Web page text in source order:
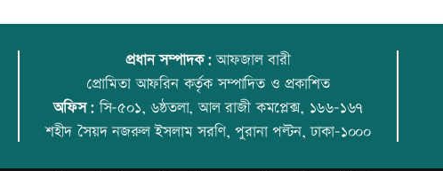
প্রধান সম্পাদক:আফজাল বারী
প্রোমিতা আফরিন কর্তৃক সম্পাদিত ও প্রকাশিত
অফিস:সি-৫০১, ৬ষ্ঠতলা, আল রাজী কমপ্লেক্স, ১৬৬-১৬৭
শহীদ সৈয়দ নজরুল ইসলাম সরণি, পুরানা পল্টন, ঢাকা-১০০০